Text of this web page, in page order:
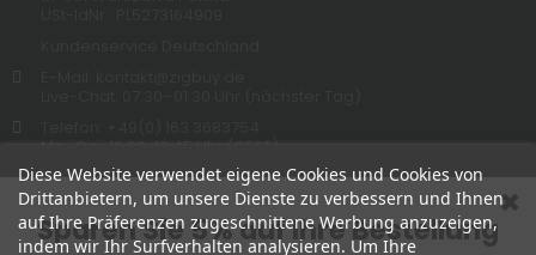
Diese Website verwendet eigene Cookies und Cookies von
Drittanbietern, um unsere Dienste zu verbessern und Ihnen
auf Ihre Präferenzen zugeschnittene Werbung anzuzeigen,
indem wir Ihr Surfverhalten analysieren. Um Ihre
Mo.-Do.: 16:00-19:45 Uhr (CEST)
Fr.-So.: 12:00-19:45 Uhr (CEST)
Sparen Sie 5% auf Ihre Bestellung